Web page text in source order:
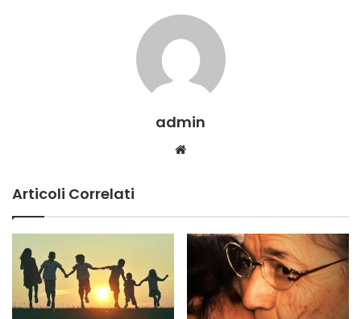
admin
Articoli Correlati